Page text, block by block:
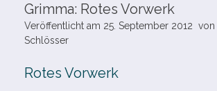
Grimma: Rotes Vorwerk
Veröffentlicht am 25. September 2012 von
Schlösser
Rotes Vorwerk